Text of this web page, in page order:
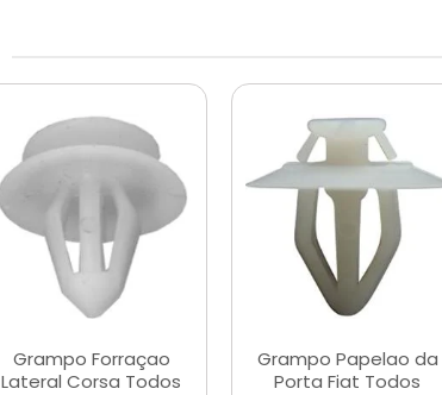
Grampo Forraçao
Lateral Corsa Todos
Grampo Papelao da
Porta Fiat Todos